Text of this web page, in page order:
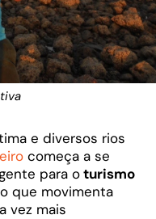
e diversos rios
começa a se
para oturismo
que movimenta
vez mais